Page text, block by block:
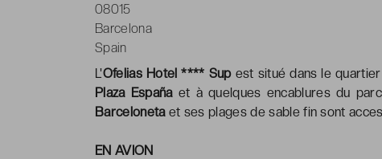
08015
Barcelona
Spain
L'Ofelias Hotel **** Supest situé dans le
Plaza Españaet à quelques encablures du
Barcelonetaet ses plages de sable fin sont
EN AVION